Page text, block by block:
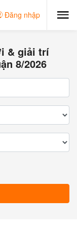
Đăng nhập
& giải trí
8/2026